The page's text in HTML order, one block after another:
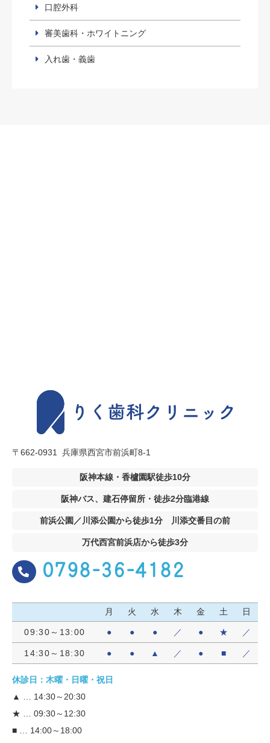
口腔外科
審美歯科・ホワイトニング
入れ歯・義歯
〒662-0931 兵庫県西宮市前浜町8-1
阪神本線・香櫨園駅徒歩10分
阪神バス、建石停留所・徒歩2分臨港線
前浜公園／川添公園から徒歩1分 川添交番目の前
万代西宮前浜店から徒歩3分
0798-36-4182
月 火 水 木 金 土 日
09:30～13:00 ● ● ● ／ ● ★ ／
14:30～18:30 ● ● ▲ ／ ● ■ ／
休診日：木曜・日曜・祝日
▲ … 14:30～20:30
★ … 09:30～12:30
■ … 14:00～18:00